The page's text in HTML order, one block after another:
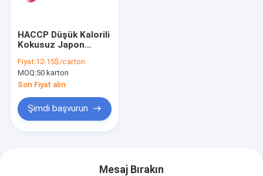
HACCP Düşük Kalorili
Kokusuz Japon
Makarna Şekersiz
Fiyat:12-15$/carton
MOQ:50 karton
Son Fiyat alın
Şimdi başvurun
Mesaj Bırakın